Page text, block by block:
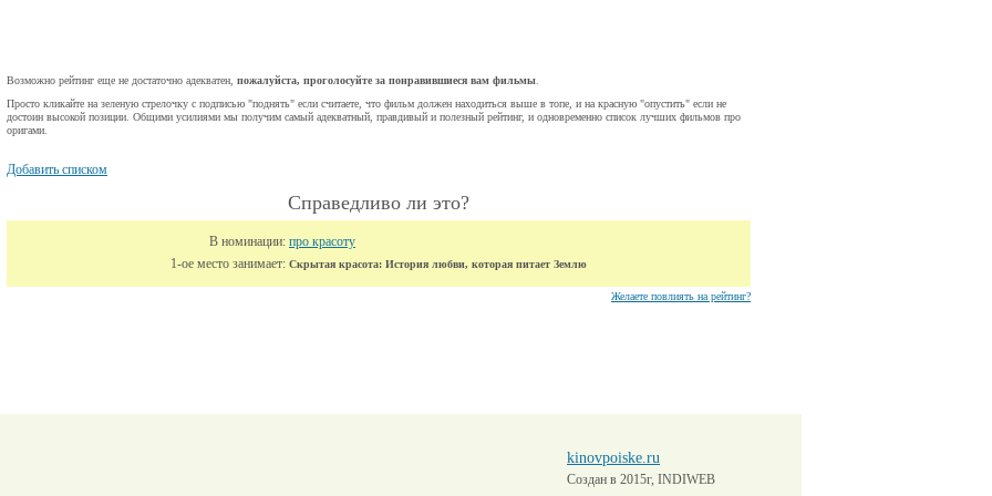
Возможно рейтинг еще не достаточно адекватен, пожалуйста, проголосуйте за понравившиеся вам фильмы
Просто кликайте на зеленую стрелочку с подписью "поднять" если считаете, что фильм должен находиться выше в топе, и на красную "опустить" если не
достоин высокой позиции. Общими усилиями мы получим самый адекватный, правдивый и полезный рейтинг, и одновременно список лучших фильмов про
оригами.
Добавить списком
Справедливо ли это?
В номинации: про красоту
1-ое место занимает: Скрытая красота: История любви, которая питает Землю
Желаете повлиять на рейтинг?
kinovpoiske.ru
Создан в 2015г, INDIWEB